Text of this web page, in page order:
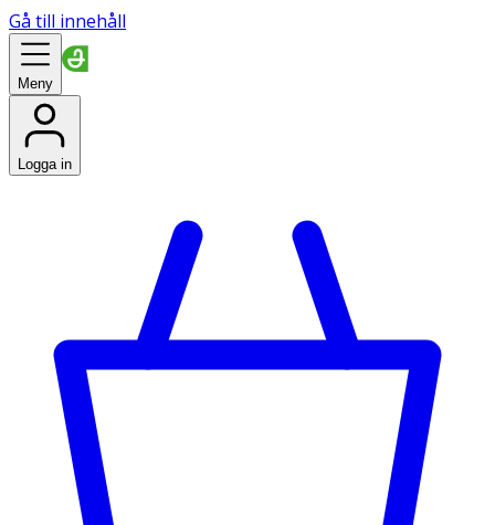
Gå till innehåll
Meny
Logga in